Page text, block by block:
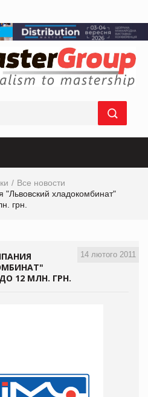
Все новости
"Львовский хладокомбинат"
грн.
14 лютого 2011
12 МЛН. ГРН.